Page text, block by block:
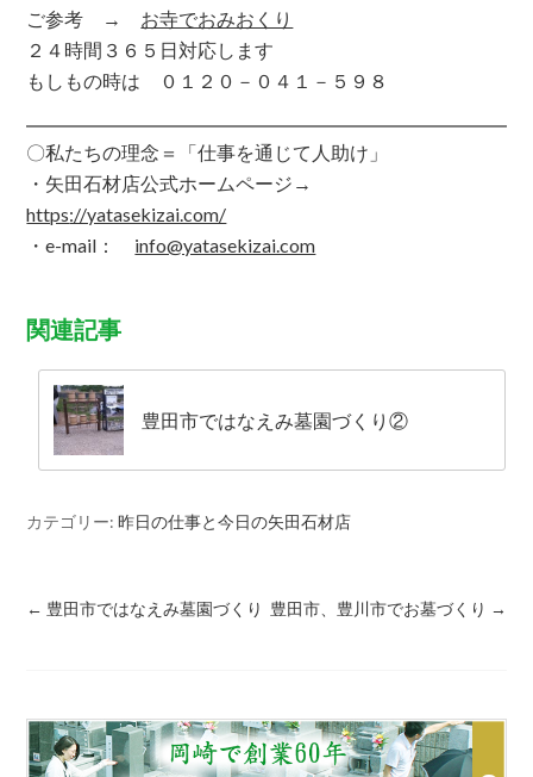
ご参考 → お寺でおみおくり
２４時間３６５日対応します
もしもの時は ０１２０－０４１－５９８
〇私たちの理念＝「仕事を通じて人助け」
・矢田石材店公式ホームページ→
https://yatasekizai.com/
・e-mail： info@yatasekizai.com
関連記事
豊田市ではなえみ墓園づくり②
カテゴリー:昨日の仕事と今日の矢田石材店
← 豊田市ではなえみ墓園づくり 豊田市、豊川市でお墓づくり →